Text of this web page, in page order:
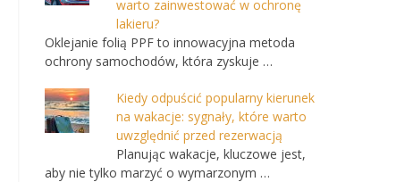
warto zainwestować w ochronę
lakieru?
Oklejanie folią PPF to innowacyjna metoda
ochrony samochodów, która zyskuje …
Kiedy odpuścić popularny kierunek
na wakacje: sygnały, które warto
uwzględnić przed rezerwacją
Planując wakacje, kluczowe jest,
aby nie tylko marzyć o wymarzonym …